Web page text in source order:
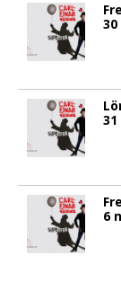
dags!
Livet har
Ni
Det blir
roligt!”
– Carl-
Efter
Aftonstjärnan
6